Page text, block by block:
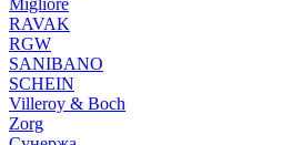
Migliore
RAVAK
RGW
SANIBANO
SCHEIN
Villeroy & Boch
Zorg